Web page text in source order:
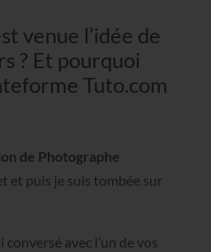
venue l’idée de
? Et pourquoi
Tuto.com
de Photographe
et puis je suis tombée sur
conversé avec l’un de vos